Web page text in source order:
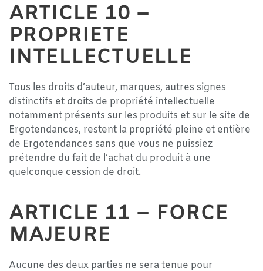
ARTICLE 10 –
PROPRIETE
INTELLECTUELLE
Tous les droits d’auteur, marques, autres signes
distinctifs et droits de propriété intellectuelle
notamment présents sur les produits et sur le site de
Ergotendances, restent la propriété pleine et entière
de Ergotendances sans que vous ne puissiez
prétendre du fait de l’achat du produit à une
quelconque cession de droit.
ARTICLE 11 – FORCE
MAJEURE
Aucune des deux parties ne sera tenue pour